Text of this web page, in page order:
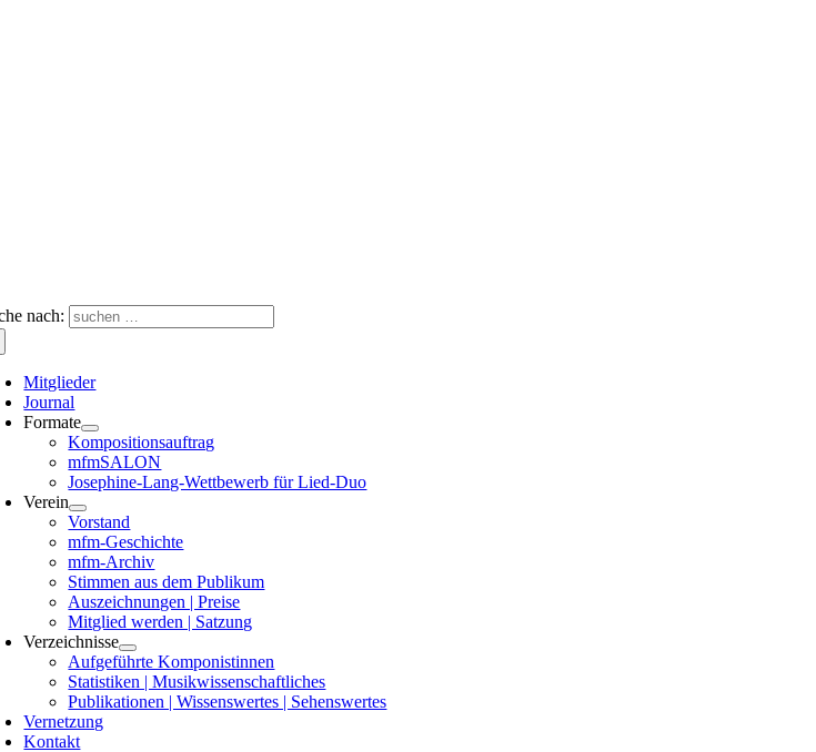
nach:
Mitglieder
Journal
Formate
Kompositionsauftrag
mfmSALON
Josephine-Lang-Wettbewerb für Lied-Duo
Verein
Vorstand
mfm-Geschichte
mfm-Archiv
Stimmen aus dem Publikum
Auszeichnungen | Preise
Mitglied werden | Satzung
Verzeichnisse
Aufgeführte Komponistinnen
Statistiken | Musikwissenschaftliches
Publikationen | Wissenswertes | Sehenswertes
Vernetzung
Kontakt